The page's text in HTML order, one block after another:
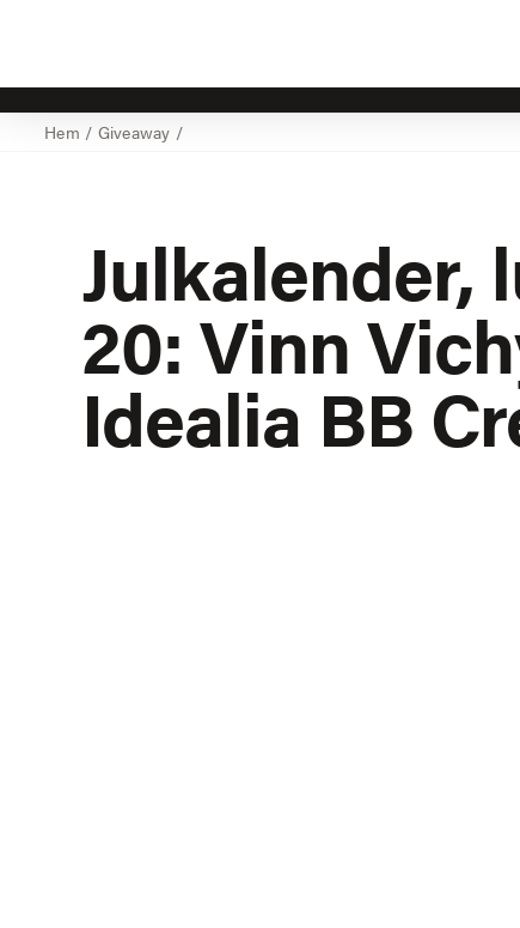
Hem / Giveaway /
Julkalender,
20: Vinn
Idealia BB